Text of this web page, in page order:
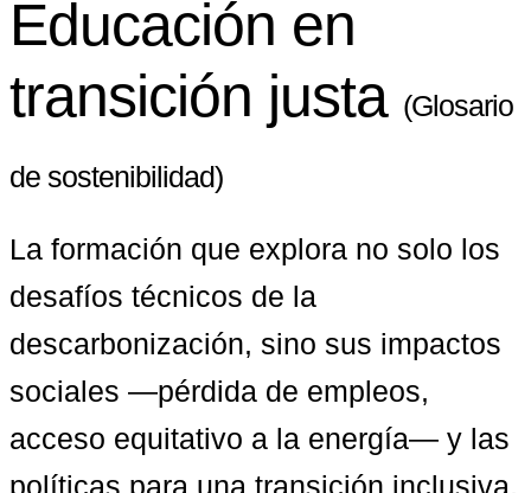
Educación en
transición justa (Glosario
de sostenibilidad)
La formación que explora no solo los
desafíos técnicos de la
descarbonización, sino sus impactos
sociales —pérdida de empleos,
acceso equitativo a la energía— y las
políticas para una transición inclusiva,